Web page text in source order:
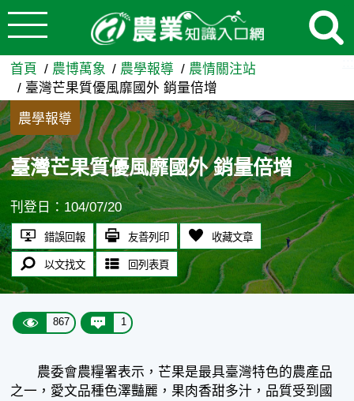
跳到主要內容
臺灣芒果質優風靡國外 銷量
首頁 農博萬象 農學報導
農情關注站
臺灣芒果質優風靡國外 銷量倍增
農學報導
臺灣芒果質優風靡國外 銷量倍增
刊登日：104/07/20
錯誤回報 友善列印 收藏文章
以文找文 回列表頁
867 1
農委會農糧署表示，芒果是最具臺灣特色的農產品
之一，愛文品種色澤豔麗，果肉香甜多汁，品質受到國